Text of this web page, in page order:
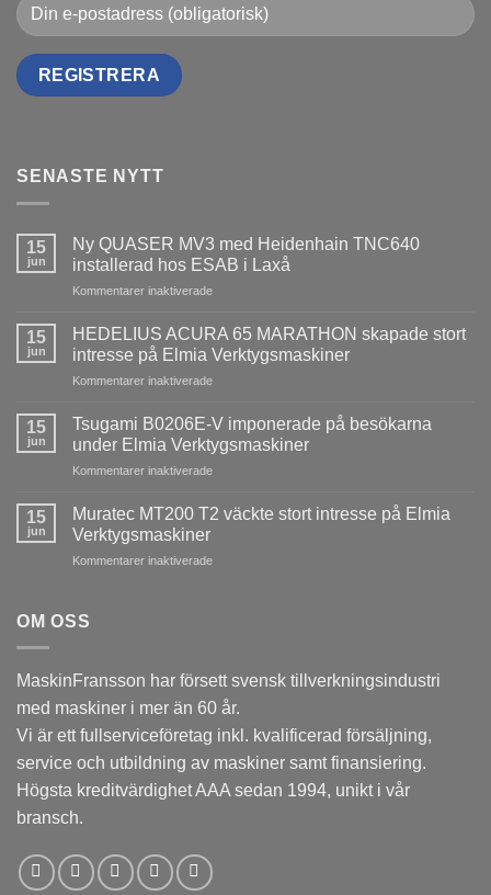
SENASTE NYTT
15
jun
Ny QUASER MV3 med Heidenhain TNC640
installerad hos ESAB i Laxå
Kommentarer inaktiveradeför
QUASER
MV3
med
Heidenhain
installerad
hos
ESAB
i
15
jun
HEDELIUS ACURA 65 MARATHON skapade stort
intresse på Elmia Verktygsmaskiner
Kommentarer inaktiveradeför
ACURA
MARATHON
skapade
intresse
Verktygsmaskiner
15
jun
Tsugami B0206E-V imponerade på besökarna
under Elmia Verktygsmaskiner
Kommentarer inaktiveradeför
B0206E-
på
15
jun
Muratec MT200 T2 väckte stort intresse på Elmia
Verktygsmaskiner
Kommentarer inaktiveradeför
på
Elmia
Verktygsmaskiner
OM OSS
MaskinFransson har försett svensk tillverkningsindustri
med maskiner i mer än 60 år.
Vi är ett fullserviceföretag inkl. kvalificerad försäljning,
service och utbildning av maskiner samt finansiering.
Högsta kreditvärdighet AAA sedan 1994, unikt i vår
bransch.